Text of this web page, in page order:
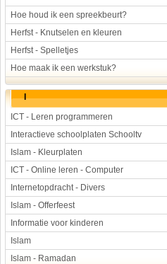
Hoe houd ik een spreekbeurt?
Herfst - Knutselen en kleuren
Herfst - Spelletjes
Hoe maak ik een werkstuk?
I
ICT - Leren programmeren
Interactieve schoolplaten Schooltv
Islam - Kleurplaten
ICT - Online leren - Computer
Internetopdracht - Divers
Islam - Offerfeest
Informatie voor kinderen
Islam
Islam - Ramadan